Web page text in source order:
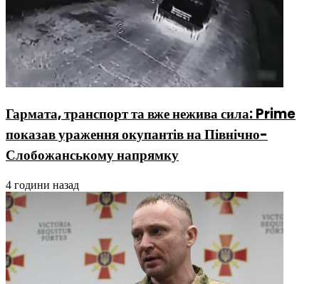
Гармата, транспорт та вже нежива сила: Prime
показав ураження окупантів на Північно-
Слобожанському напрямку
4 години назад